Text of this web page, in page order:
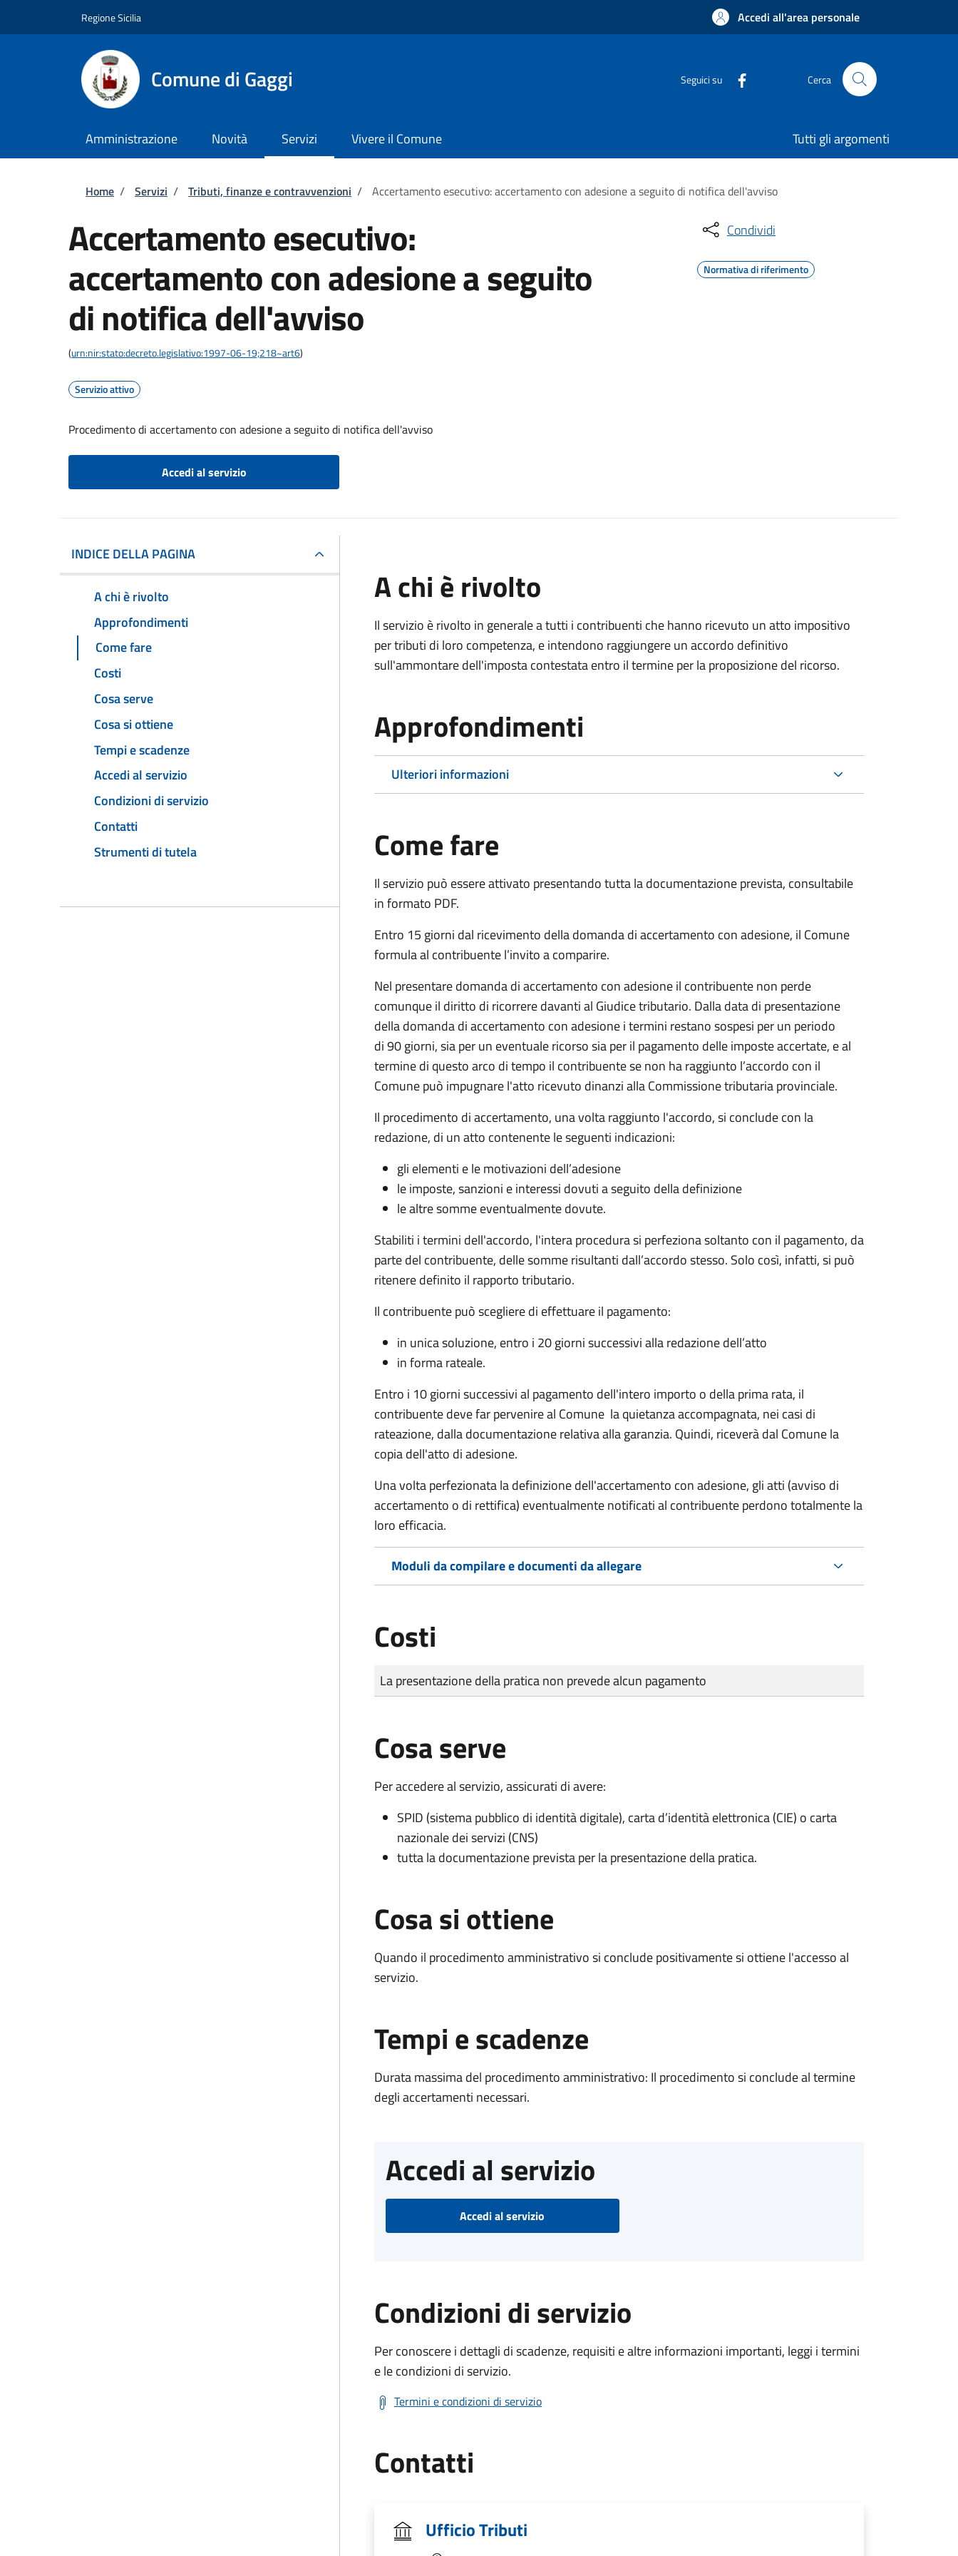
Regione Sicilia Accedi all'area personale
Comune di Gaggi Seguici su Cerca
Amministrazione Novità Servizi Vivere il Comune Tutti gli argomenti
Briciole di pane
Home / Servizi / Tributi, finanze e contravvenzioni / Accertamento esecutivo: accertamento con adesione a seguito di notifica dell'avviso
Accertamento esecutivo:
accertamento con adesione a seguito
di notifica dell'avviso
(urn:nir:stato:decreto.legislativo:1997-06-19;218~art6)
Servizio attivo
Procedimento di accertamento con adesione a seguito di notifica dell'avviso
Accedi al servizio
Condividi
Normativa di riferimento
INDICE DELLA PAGINA
A chi è rivolto
Approfondimenti
Come fare
Costi
Cosa serve
Cosa si ottiene
Tempi e scadenze
Accedi al servizio
Condizioni di servizio
Contatti
Strumenti di tutela
A chi è rivolto
Il servizio è rivolto in generale a tutti i contribuenti che hanno ricevuto un atto impositivo
per tributi di loro competenza, e intendono raggiungere un accordo definitivo
sull'ammontare dell'imposta contestata entro il termine per la proposizione del ricorso.
Approfondimenti
Ulteriori informazioni
Come fare
Il servizio può essere attivato presentando tutta la documentazione prevista, consultabile
in formato PDF.
Entro 15 giorni dal ricevimento della domanda di accertamento con adesione, il Comune
formula al contribuente l’invito a comparire.
Nel presentare domanda di accertamento con adesione il contribuente non perde
comunque il diritto di ricorrere davanti al Giudice tributario. Dalla data di presentazione
della domanda di accertamento con adesione i termini restano sospesi per un periodo
di 90 giorni, sia per un eventuale ricorso sia per il pagamento delle imposte accertate, e al
termine di questo arco di tempo il contribuente se non ha raggiunto l’accordo con il
Comune può impugnare l'atto ricevuto dinanzi alla Commissione tributaria provinciale.
Il procedimento di accertamento, una volta raggiunto l'accordo, si conclude con la
redazione, di un atto contenente le seguenti indicazioni:
gli elementi e le motivazioni dell’adesione
le imposte, sanzioni e interessi dovuti a seguito della definizione
le altre somme eventualmente dovute.
Stabiliti i termini dell'accordo, l'intera procedura si perfeziona soltanto con il pagamento, da
parte del contribuente, delle somme risultanti dall’accordo stesso. Solo così, infatti, si può
ritenere definito il rapporto tributario.
Il contribuente può scegliere di effettuare il pagamento:
in unica soluzione, entro i 20 giorni successivi alla redazione dell’atto
in forma rateale.
Entro i 10 giorni successivi al pagamento dell'intero importo o della prima rata, il
contribuente deve far pervenire al Comune la quietanza accompagnata, nei casi di
rateazione, dalla documentazione relativa alla garanzia. Quindi, riceverà dal Comune la
copia dell'atto di adesione.
Una volta perfezionata la definizione dell'accertamento con adesione, gli atti (avviso di
accertamento o di rettifica) eventualmente notificati al contribuente perdono totalmente la
loro efficacia.
Moduli da compilare e documenti da allegare
Costi
Tipo di pagamento
Importo
La presentazione della pratica non prevede alcun pagamento
Cosa serve
Per accedere al servizio, assicurati di avere:
SPID (sistema pubblico di identità digitale), carta d’identità elettronica (CIE) o carta
nazionale dei servizi (CNS)
tutta la documentazione prevista per la presentazione della pratica.
Cosa si ottiene
Quando il procedimento amministrativo si conclude positivamente si ottiene l'accesso al
servizio.
Tempi e scadenze
Durata massima del procedimento amministrativo: Il procedimento si conclude al termine
degli accertamenti necessari.
Accedi al servizio
Accedi al servizio
Condizioni di servizio
Per conoscere i dettagli di scadenze, requisiti e altre informazioni importanti, leggi i termini
e le condizioni di servizio.
Termini e condizioni di servizio
Contatti
Ufficio Tributi